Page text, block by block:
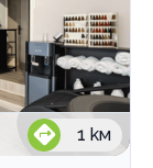
1 км